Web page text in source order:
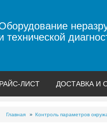
технической
ЛИСТ ДОСТАВКА И
Главная Контроль параметров